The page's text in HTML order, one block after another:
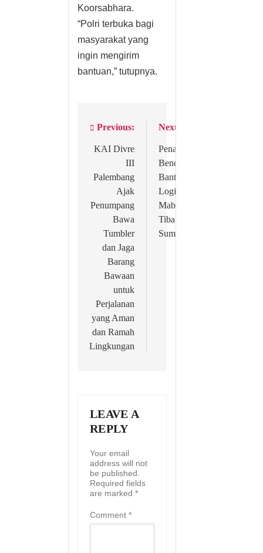
Koorsabhara.
“Polri terbuka bagi
masyarakat yang
ingin mengirim
bantuan,” tutupnya.
Post
navigation
Previous:
KAI Divre
III
Palembang
Ajak
Penumpang
Bawa
Tumbler
dan Jaga
Barang
Bawaan
untuk
Perjalanan
yang Aman
dan Ramah
Lingkungan
Next:
Penanganan
Bencana :
Bantuan
Logistik
Mabes Polri
Tiba di
Sumbar
LEAVE A
REPLY
Your email
address will not
be published.
Required fields
are marked *
Comment *